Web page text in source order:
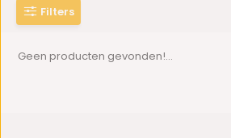
Filters
Geen producten gevonden!...